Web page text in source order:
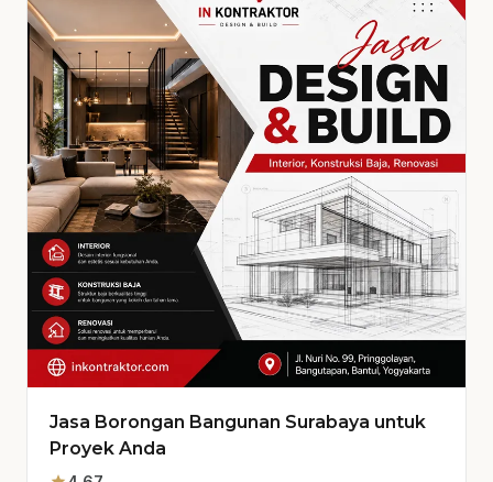
Jasa Borongan Bangunan Surabaya untuk
Proyek Anda